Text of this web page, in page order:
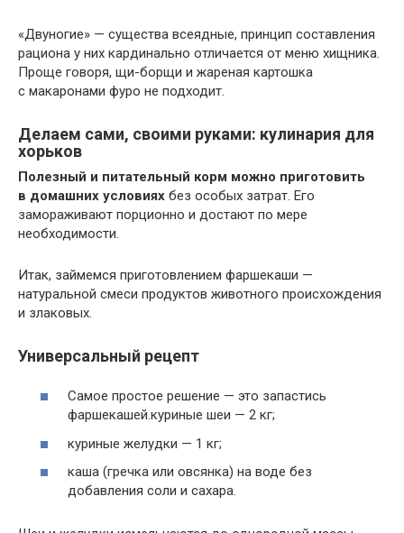
«Двуногие» — существа всеядные, принцип составления
рациона у них кардинально отличается от меню хищника.
Проще говоря, щи-борщи и жареная картошка
с макаронами фуро не подходит.
Делаем сами, своими руками: кулинария для
хорьков
Полезный и питательный корм можно приготовить
в домашних условиях без особых затрат. Его
замораживают порционно и достают по мере
необходимости.
Итак, займемся приготовлением фаршекаши —
натуральной смеси продуктов животного происхождения
и злаковых.
Универсальный рецепт
Самое простое решение — это запастись
фаршекашей.куриные шеи — 2 кг;
куриные желудки — 1 кг;
каша (гречка или овсянка) на воде без
добавления соли и сахара.